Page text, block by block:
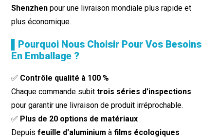
Shenzhenpour une livraison mondiale plus rapide et
plus économique.
▌Pourquoi Nous Choisir Pour Vos Besoins
En Emballage ?
✅ Contrôle qualité à 100 %
Chaque commande subit trois séries d'inspections
pour garantir une livraison de produit irréprochable.
✅ Plus de 20 options de matériaux
Depuis feuille d'aluminium à films écologiques